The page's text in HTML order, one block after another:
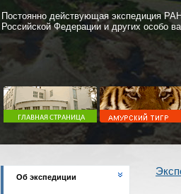
Постоянно действующая экспедиция
Российской Федерации и других особо
Об экспедиции